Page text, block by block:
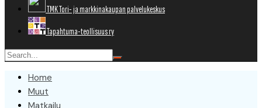
TMK Tori- ja markkinakaupan palvelukeskus
Tapahtuma-teollisuus ry
Home
Muut
Matkailu